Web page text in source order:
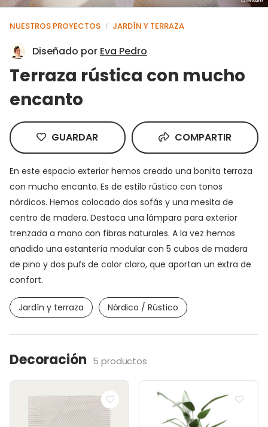
NUESTROS PROYECTOS / JARDÍN Y TERRAZA
Diseñado por Eva Pedro
Terraza rústica con mucho
encanto
GUARDAR COMPARTIR
En este espacio exterior hemos creado una bonita terraza
con mucho encanto. Es de estilo rústico con tonos
nórdicos. Hemos colocado dos sofás y una mesita de
centro de madera. Destaca una lámpara para exterior
trenzada a mano con fibras naturales. A la vez hemos
añadido una estantería modular con 5 cubos de madera
de pino y dos pufs de color claro, que aportan un extra de
confort.
Jardín y terraza Nórdico / Rústico
Decoración 5 productos